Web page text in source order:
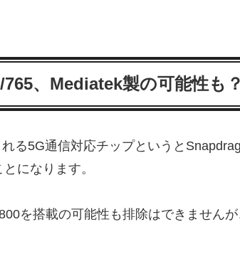
、Mediatek製の可能性も？
る5G通信対応チップというと
になります。
を搭載の可能性も排除はできません